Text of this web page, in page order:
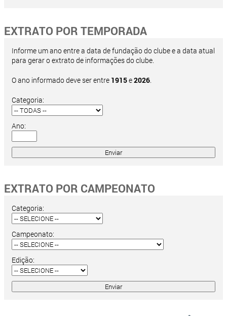
EXTRATO POR TEMPORADA
Informe um ano entre a data de fundação do clube e a data atual
para gerar o extrato de informações do clube.
O ano informado deve ser entre 1915e2026.
Categoria:
Ano:
EXTRATO POR CAMPEONATO
Categoria:
Campeonato:
Edição: